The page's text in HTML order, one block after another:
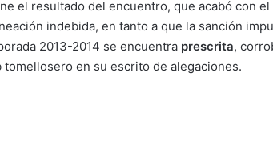
el resultado del encuentro, que acabó con el
indebida, en tanto a que la sanción
2013-2014 se encuentra prescrita,
en su escrito de alegaciones.